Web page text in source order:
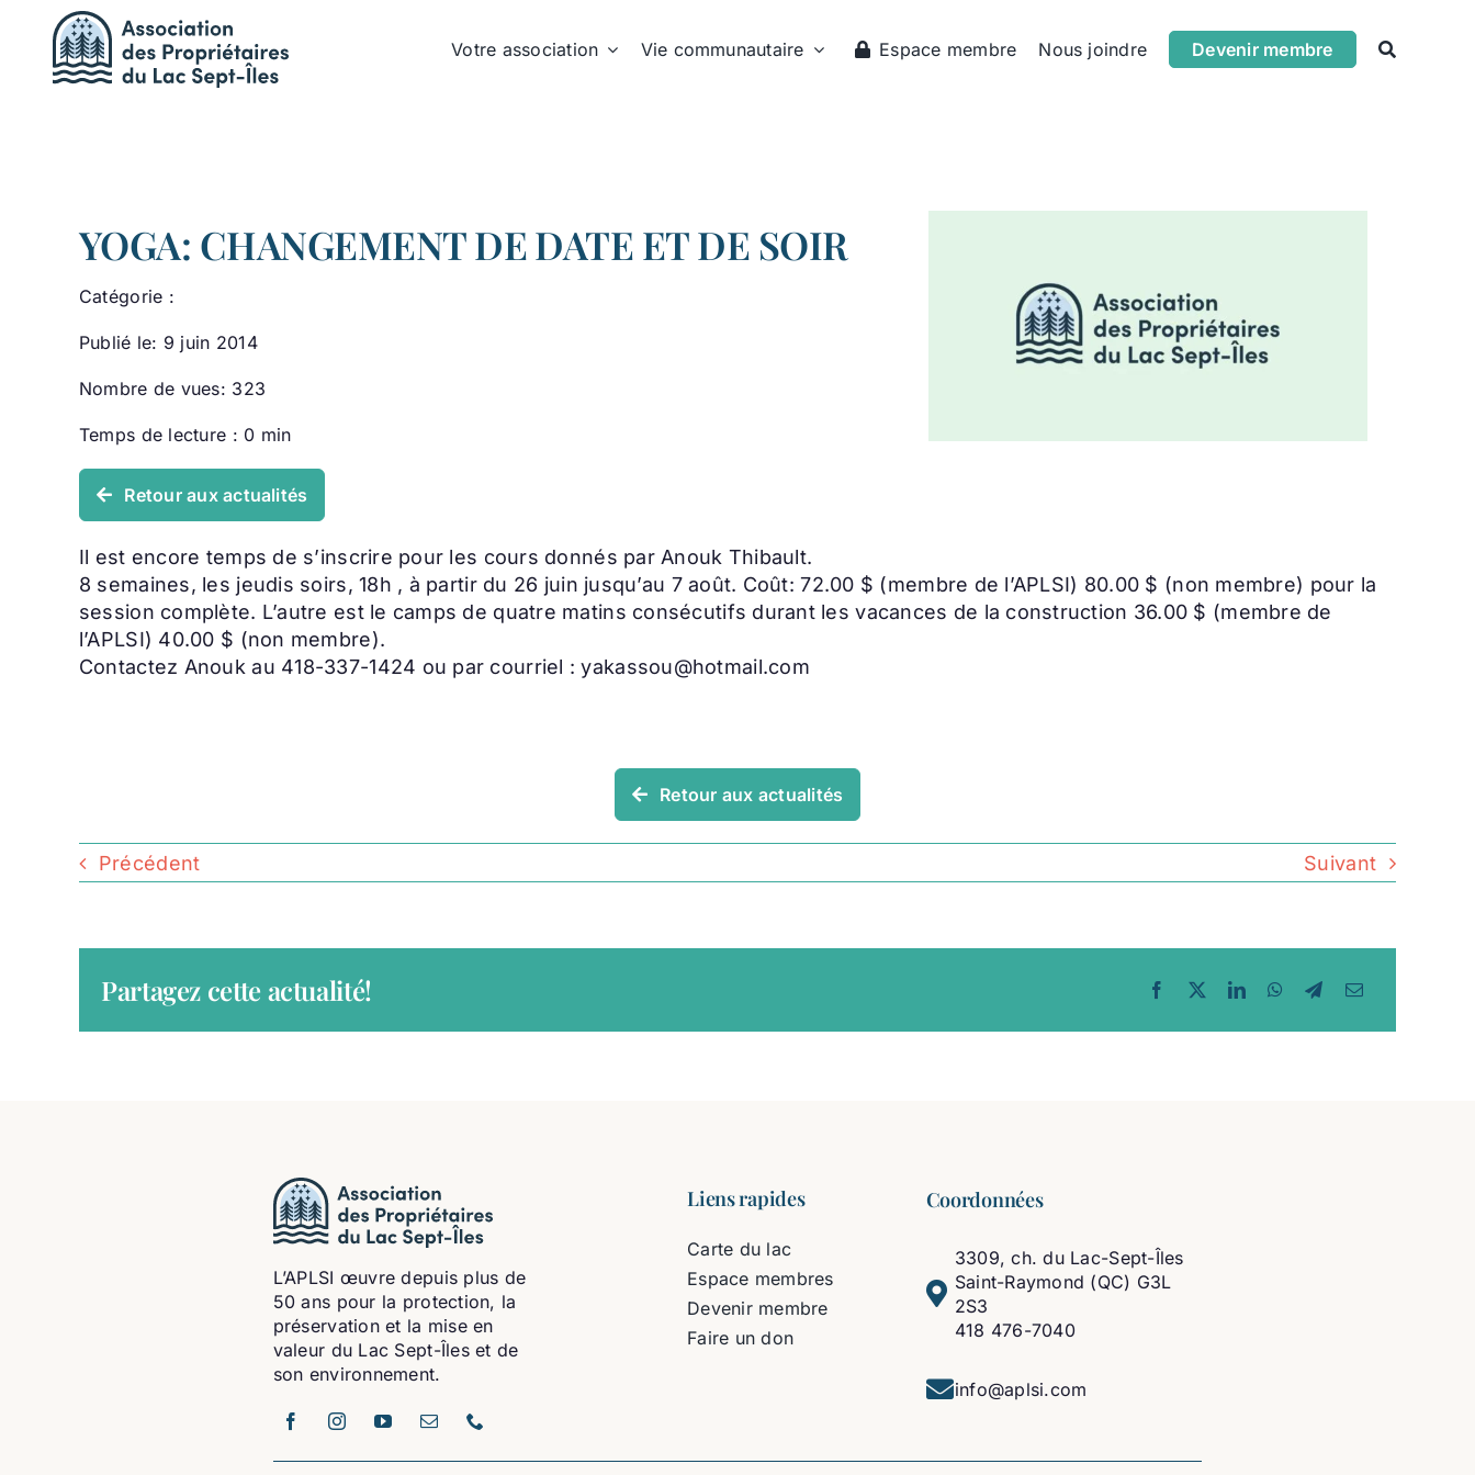
Passer
contenu
Votre association Vie communautaire Espace membre Nous joindre Devenir membre
YOGA: CHANGEMENT DE DATE ET DE SOIR
Catégorie :
Publié le: 9 juin 2014
Nombre de vues: 323
Temps de lecture : 0 min
Retour aux actualités
Il est encore temps de s’inscrire pour les cours donnés par Anouk Thibault.
8 semaines, les jeudis soirs, 18h , à partir du 26 juin jusqu’au 7 août. Coût: 72.00 $ (membre de l’APLSI) 80.00 $ (non membre) pour la
session complète. L’autre est le camps de quatre matins consécutifs durant les vacances de la construction 36.00 $ (membre de
l’APLSI) 40.00 $ (non membre).
Contactez Anouk au 418-337-1424 ou par courriel : yakassou@hotmail.com
Retour aux actualités
Précédent Suivant
Partagez cette actualité!
L’APLSI œuvre depuis plus de
50 ans pour la protection, la
préservation et la mise en
valeur du Lac Sept-Îles et de
son environnement.
Liens rapides
Carte du lac
Espace membres
Devenir membre
Faire un don
Coordonnées
3309, ch. du Lac-Sept-Îles
Saint-Raymond (QC) G3L
2S3
418 476-7040
info@aplsi.com